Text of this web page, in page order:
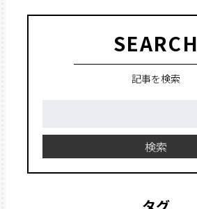
SEARCH
記事を検索
検索